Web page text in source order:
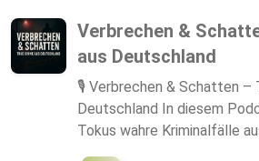
einen neuen Mordfall für
Deutschland, mal
immer fesselnd und
und Jan beleuchten nicht
auch die Hintergründe, die
Psyche der Täter. Und das
Verbrechen &
aus Deutschland
🎙️ Verbrechen & Schatten –
Deutschland In diesem
Tokus wahre Kriminalfälle
bewegend, schockierend